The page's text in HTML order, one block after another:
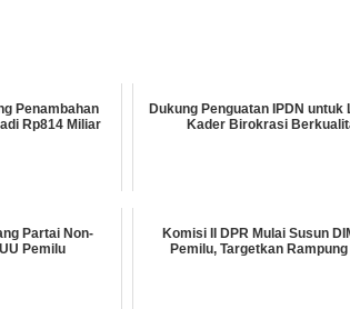
Penambahan
Rp814 Miliar
Dukung Penguatan IPDN untuk
Kader Birokrasi
Partai Non-
Pemilu
Komisi II DPR Mulai Susun
Pemilu, Targetkan